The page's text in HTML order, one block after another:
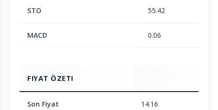
STO 55.42
MACD 0.06
FIYAT ÖZETI
Son Fiyat 14.16